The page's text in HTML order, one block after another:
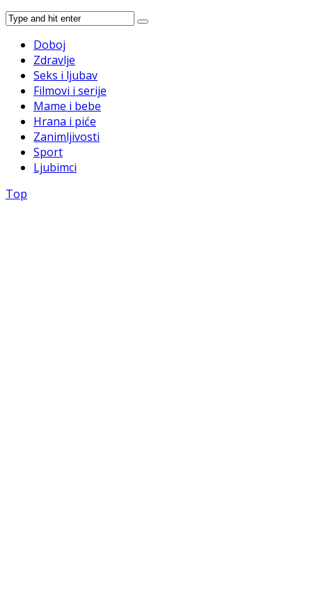
Doboj
Zdravlje
Seks i ljubav
Filmovi i serije
Mame i bebe
Hrana i piće
Zanimljivosti
Sport
Ljubimci
Top